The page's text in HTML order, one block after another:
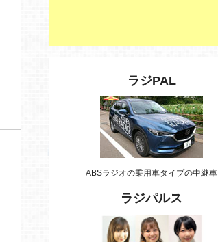
ラジPAL
ABSラジオの乗用車タイプの中継車
ラジパルス